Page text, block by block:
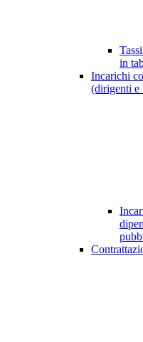
in
Incarichi
(dirigenti e